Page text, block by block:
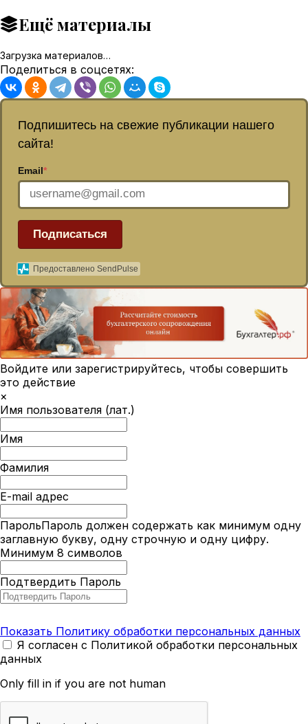
Ещё материалы
Загрузка материалов…
Поделиться в соцсетях:
Подпишитесь на свежие публикации нашего
сайта!
Email*
Подписаться
Предоставлено SendPulse
Войдите или зарегистрируйтесь, чтобы совершить
это действие
×
Имя пользователя (лат.)
Имя
Фамилия
E-mail адрес
ПарольПароль должен содержать как минимум одну
заглавную букву, одну строчную и одну цифру.
Минимум 8 символов
Подтвердить Пароль
Показать Политику обработки персональных данных
Я согласен с Политикой обработки персональных
данных
Only fill in if you are not human